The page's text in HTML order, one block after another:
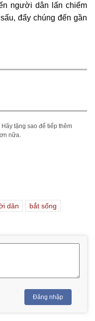
người dân lấn chiếm
đẩy chúng đến gần
tặng sao để tiếp thêm
nữa.
dân bắt sống
Đăng nhập